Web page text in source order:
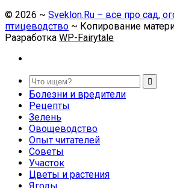
© 2026 ~ Sveklon.Ru – все про сад,
птицеводство ~ Копирование
Разработка WP-Fairytale
Болезни и вредители
Рецепты
Зелень
Овощеводство
Опыт читателей
Советы
Участок
Цветы и растения